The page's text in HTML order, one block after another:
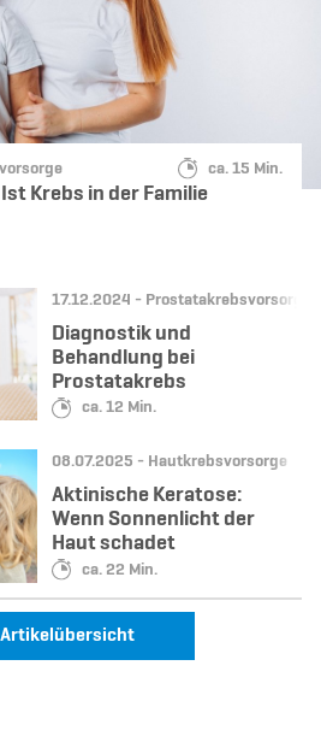
Lesedauer:
ca. 15 Min.
Krebs in der Familie
Datum:
17.12.2024 - Kategorie:
Prostatakrebsvorsorge
Lesedauer:
ca. 12 Min.
Diagnostik und
Behandlung bei
Prostatakrebs
Datum:
08.07.2025 - Kategorie:
Hautkrebsvorsorge
Lesedauer:
ca. 22 Min.
Aktinische Keratose:
Wenn Sonnenlicht der
Haut schadet